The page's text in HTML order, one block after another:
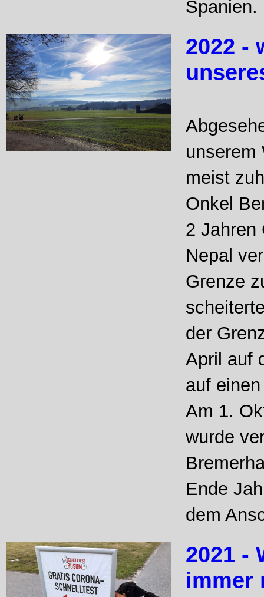
Spanien.
2022 -
unserem
meist
Onkel
2 Jahren
Nepal
Grenze
der
April auf
auf
Am 1.
wurde
Ende
dem
2021 -
immer